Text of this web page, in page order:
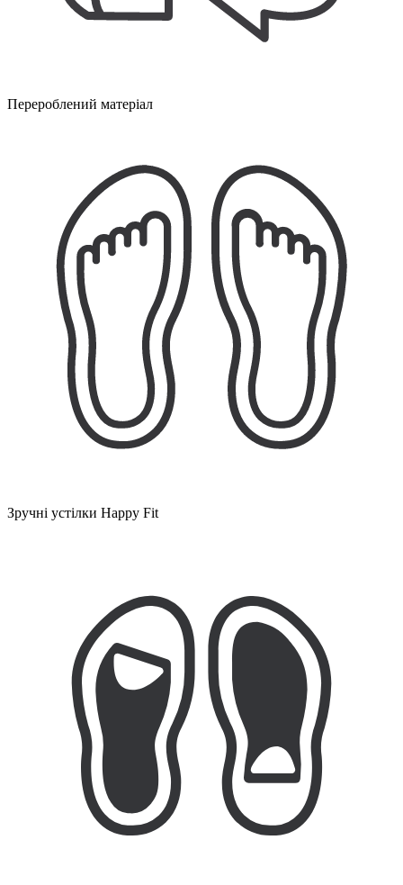
Перероблений матеріал
Зручні устілки Happy Fit